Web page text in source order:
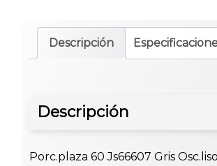
Descripción
Descripción
Porc.plaza 60 Js66607 Gris Osc.liso